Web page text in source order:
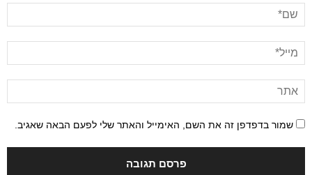
שמור בדפדפן זה את השם, האימייל והאתר שלי לפעם הבאה שאגיב.